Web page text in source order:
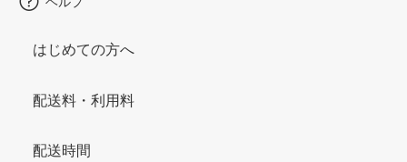
はじめての方へ
配送料・利用料
配送時間